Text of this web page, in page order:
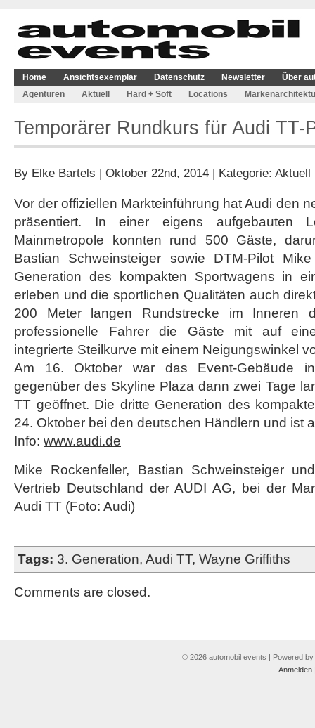
Home Ansichtsexemplar Datenschutz Newsletter
Über
Agenturen
Aktuell Hard + Soft Locations
Temporärer Rundkurs für Audi TT-
By Elke Bartels | Oktober 22nd, 2014 | Kategorie: Aktuell
Vor der offiziellen Markteinführung hat Audi den
präsentiert. In einer eigens aufgebauten
Mainmetropole konnten rund 500 Gäste,
Bastian Schweinsteiger sowie DTM-Pilot
Generation des kompakten Sportwagens in
erleben und die sportlichen Qualitäten auch
200 Meter langen Rundstrecke im Inneren
professionelle Fahrer die Gäste mit auf
integrierte Steilkurve mit einem Neigungswinkel
Am 16. Oktober war das Event-Gebäude
gegenüber des Skyline Plaza dann zwei Tage
TT geöffnet. Die dritte Generation des
24. Oktober bei den deutschen Händlern und ist
Info: www.audi.de
Mike Rockenfeller, Bastian Schweinsteiger
Vertrieb Deutschland der AUDI AG, bei der
Audi TT (Foto: Audi)
Tags: 3. Generation, Audi TT, Wayne Griffiths
Comments are closed.
© 2026 automobil events | Powered by
Anmelden|